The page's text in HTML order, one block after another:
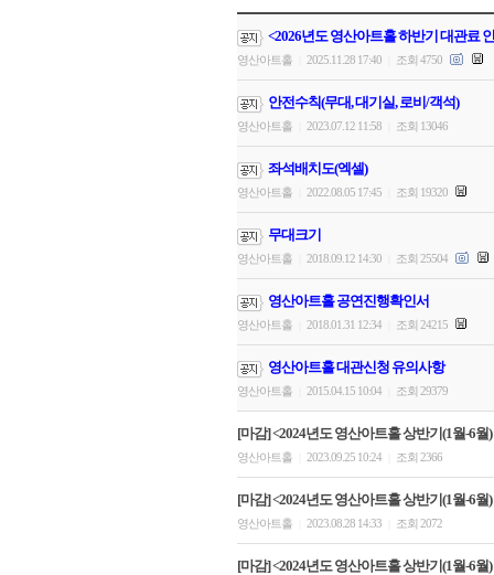
<2026년도 영산아트홀 하반기 대관료
영산아트홀 2025.11.28 17:40 조회 4750
안전수칙(무대, 대기실, 로비/객석)
영산아트홀 2023.07.12 11:58 조회 13046
좌석배치도(엑셀)
영산아트홀 2022.08.05 17:45 조회 19320
무대크기
영산아트홀 2018.09.12 14:30 조회 25504
영산아트홀 공연진행확인서
영산아트홀 2018.01.31 12:34 조회 24215
영산아트홀 대관신청 유의사항
영산아트홀 2015.04.15 10:04 조회 29379
[마감] <2024년도 영산아트홀 상반기(1월-6월
영산아트홀 2023.09.25 10:24 조회 2366
[마감] <2024년도 영산아트홀 상반기(1월-6월
영산아트홀 2023.08.28 14:33 조회 2072
[마감] <2024년도 영산아트홀 상반기(1월-6월